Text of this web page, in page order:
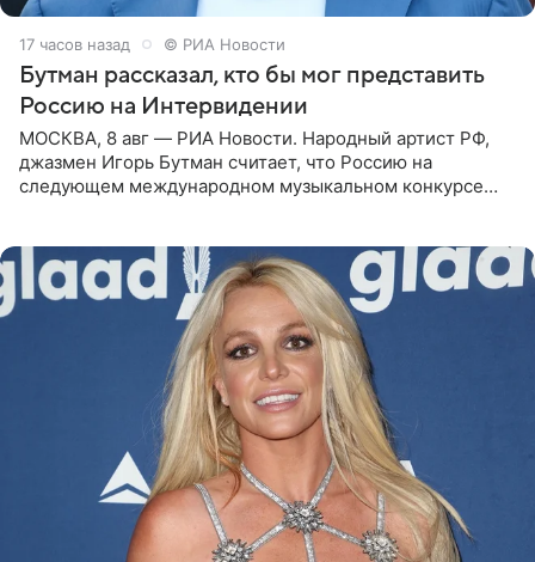
17 часов назад © РИА Новости
Бутман рассказал, кто бы мог представить
Россию на Интервидении
МОСКВА, 8 авг — РИА Новости. Народный артист РФ,
джазмен Игорь Бутман считает, что Россию на
следующем международном музыкальном конкурсе